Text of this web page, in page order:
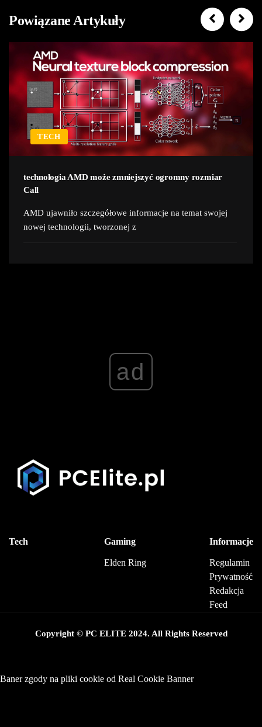
Powiązane Artykuły
TECH
technologia AMD może zmniejszyć ogromny rozmiar
Call
AMD ujawniło szczegółowe informacje na temat swojej
nowej technologii, tworzonej z
ad
Tech Gaming
Elden Ring
Informacje
Regulamin
Prywatność
Redakcja
Feed
Copyright © PC ELITE 2024. All Rights Reserved
Baner zgody na pliki cookie od Real Cookie Banner